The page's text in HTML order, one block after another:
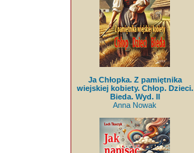
Ja Chłopka. Z pamiętnika
wiejskiej kobiety. Chłop. Dzieci.
Bieda. Wyd. II
Anna Nowak